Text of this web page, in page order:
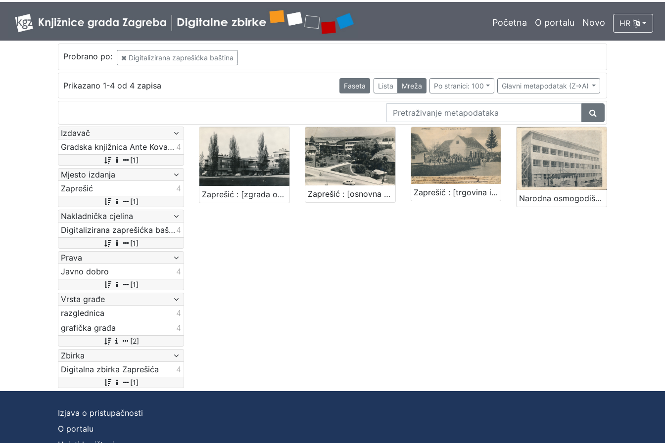
Početna O portalu Novo HR
Probrano po: Digitalizirana zaprešićka baština
Prikazano 1-4 od 4 zapisa Faseta Lista Mreža Po stranici: 100 Glavni metapodatak (Z->A)
Izdavač
Gradska knjižnica Ante Kovačića 4
[1]
Mjesto izdanja
Zaprešić
4
[1]
Nakladnička cjelina
Digitalizirana zaprešićka baština 4
[1]
Prava
Javno dobro
4
[1]
Vrsta građe
razglednica
4
grafička građa
4
[2]
Zbirka
Digitalna zbirka Zaprešića
4
[1]
Zaprešić : [zgrada općine] Zaprešić : [osnovna škola u Zaprešiću] Zaprešič : [trgovina i gostiona F. Ermann]
Narodna osmogodišnja škola - Zaprešić
Izjava o pristupačnosti
O portalu